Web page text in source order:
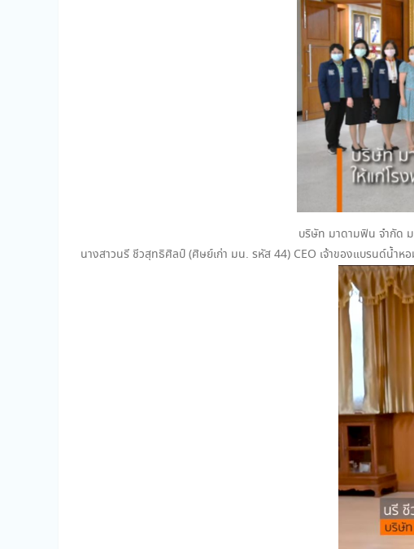
บริษัท มาดามฟิน จำกัด
นางสาวนรี ชีวสุทธิศิลป์ (ศิษย์เก่า มน. รหัส 44) CEO เจ้าของแบรนด์น้ำ